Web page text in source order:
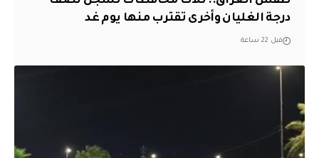
درجة الغليان وأخرى تقترب منها يوم غد
قبل 22 ساعة